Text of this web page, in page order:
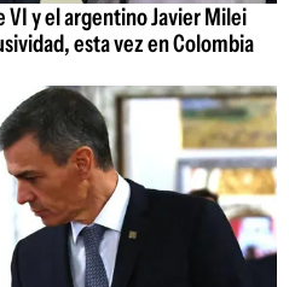
VI y el argentino Javier Milei
esta vez en Colombia